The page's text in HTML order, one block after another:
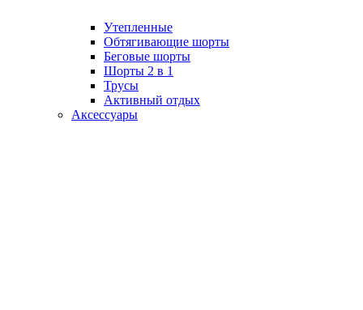
Утепленные
Обтягивающие шорты
Беговые шорты
Шорты 2 в 1
Трусы
Активный отдых
Аксессуары